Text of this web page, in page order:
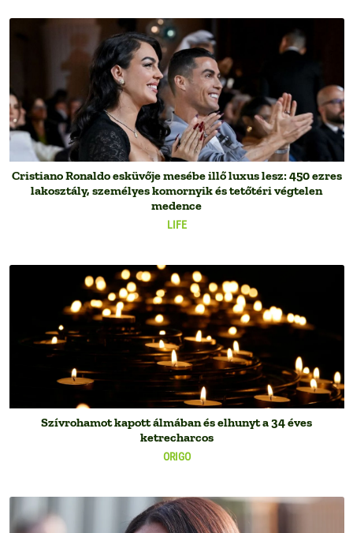
LIFE
Cristiano Ronaldo esküvője mesébe illő luxus lesz: 450 ezres
lakosztály, személyes komornyik és tetőtéri végtelen
medence
ORIGO
Szívrohamot kapott álmában és elhunyt a 34 éves
ketrecharcos